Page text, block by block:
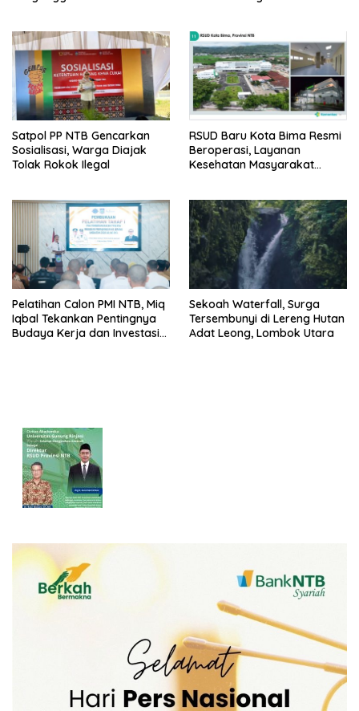
Satpol PP NTB Gencarkan
Sosialisasi, Warga Diajak
Tolak Rokok Ilegal
RSUD Baru Kota Bima Resmi
Beroperasi, Layanan
Kesehatan Masyarakat
Pelatihan Calon PMI NTB, Miq
Iqbal Tekankan Pentingnya
Budaya Kerja dan Investasi
Sekoah Waterfall, Surga
Tersembunyi di Lereng Hutan
Adat Leong, Lombok Utara